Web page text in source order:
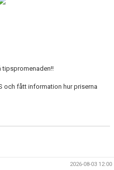
tipspromenaden!!
och fått information hur priserna
2026-08-03 12:00